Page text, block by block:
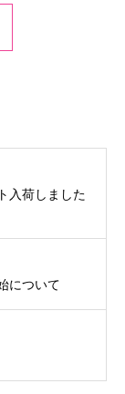
入荷しました
について